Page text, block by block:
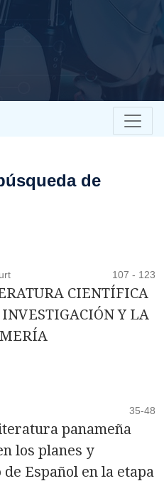
de
107 - 123
CIENTÍFICA
Y LA
35-48
panameña
los planes y
Español en la etapa